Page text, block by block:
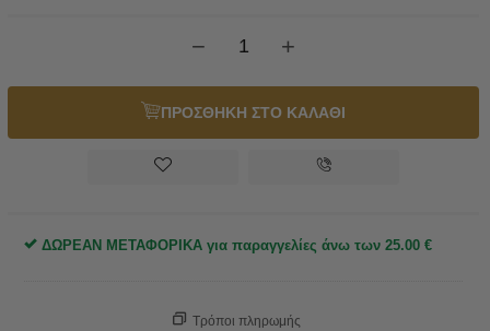
+
−
ΠΡΟΣΘΗΚΗ ΣΤΟ ΚΑΛΑΘΙ
ΔΩΡΕΑΝ ΜΕΤΑΦΟΡΙΚΑ για παραγγελίες άνω των 25.00 €
Τρόποι πληρωμής